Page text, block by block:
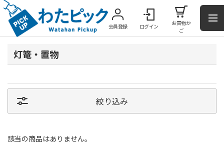
会員登録 ログイン
お買物か
ご
灯篭・置物
絞り込み
該当の商品はありません。